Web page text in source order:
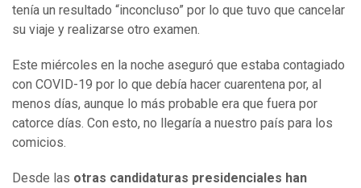
tenía un resultado “inconcluso” por lo que tuvo que cancelar
su viaje y realizarse otro examen.
Este miércoles en la noche aseguró que estaba contagiado
con COVID-19 por lo que debía hacer cuarentena por, al
menos días, aunque lo más probable era que fuera por
catorce días. Con esto, no llegaría a nuestro país para los
comicios.
Desde las otras candidaturas presidenciales han